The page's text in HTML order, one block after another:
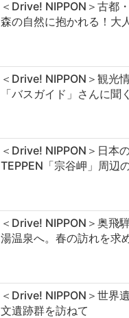
＜Drive! NIPPON＞古都
森の自然に抱かれる！大
＜Drive! NIPPON＞観光
「バスガイド」さんに聞
＜Drive! NIPPON＞日本
TEPPEN「宗谷岬」周辺
＜Drive! NIPPON＞奥飛
湯温泉へ。春の訪れを求
＜Drive! NIPPON＞世界
文遺跡群を訪ねて